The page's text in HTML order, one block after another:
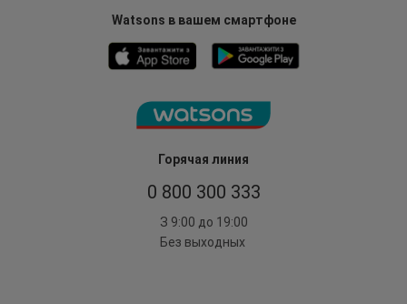
Горячая линия
0 800 300 333
З 9:00 до 19:00
Без выходных
Watsons в вашем смартфоне